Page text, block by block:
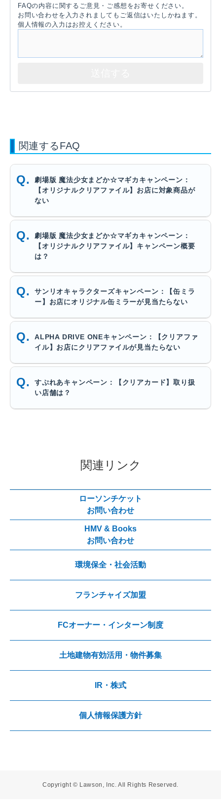
FAQの内容に関するご意見・ご感想をお寄せください。
お問い合わせを入力されましてもご返信はいたしかねます。
個人情報の入力はお控えください。
関連するFAQ
劇場版 魔法少女まどか☆マギカキャンペーン：
【オリジナルクリアファイル】お店に対象商品が
ない
劇場版 魔法少女まどか☆マギカキャンペーン：
【オリジナルクリアファイル】キャンペーン概要
は？
サンリオキャラクターズキャンペーン：【缶ミラ
ー】お店にオリジナル缶ミラーが見当たらない
ALPHA DRIVE ONEキャンペーン：【クリアファ
イル】お店にクリアファイルが見当たらない
すぷれあキャンペーン：【クリアカード】取り扱
い店舗は？
関連リンク
ローソンチケット
お問い合わせ
HMV & Books
お問い合わせ
環境保全・社会活動
フランチャイズ加盟
FCオーナー・インターン制度
土地建物有効活用・物件募集
IR・株式
個人情報保護方針
Copyright © Lawson, Inc. All Rights Reserved.